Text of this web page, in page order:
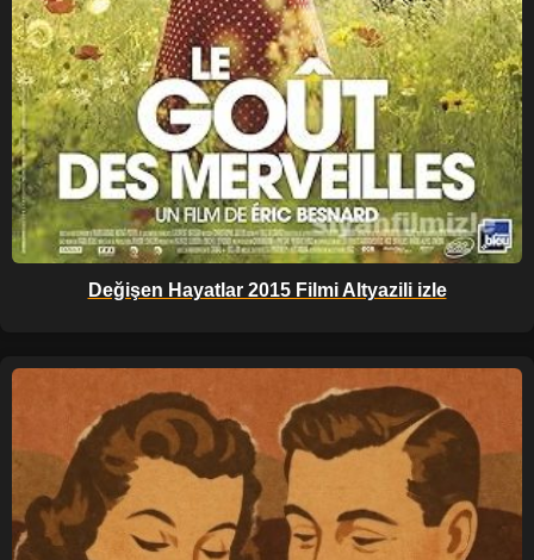
Değişen Hayatlar 2015 Filmi Altyazili izle